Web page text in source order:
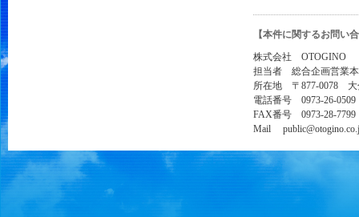
【本件に関するお問い
株式会社 OTOGINO
担当者 総合企画営業
所在地 〒877-0078 大
電話番号 0973-26-0509
FAX番号 0973-28-7799
Mail